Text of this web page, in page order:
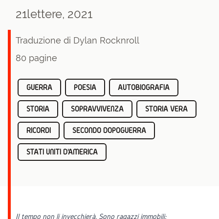
21lettere, 2021
Traduzione di Dylan Rocknroll
80 pagine
GUERRA POESIA AUTOBIOGRAFIA
STORIA SOPRAVVIVENZA STORIA VERA
RICORDI SECONDO DOPOGUERRA
STATI UNITI D'AMERICA
Il tempo non li invecchierà. Sono ragazzi immobili: